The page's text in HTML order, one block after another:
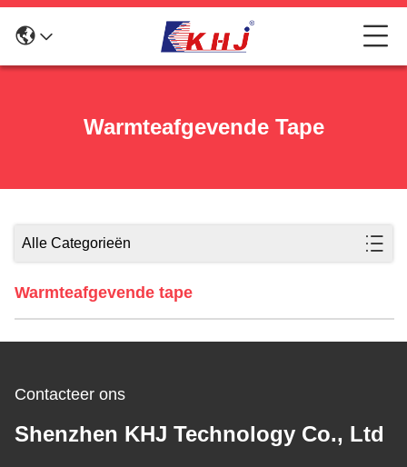
Warmteafgevende Tape
Alle Categorieën
Warmteafgevende tape
Contacteer ons
Shenzhen KHJ Technology Co., Ltd